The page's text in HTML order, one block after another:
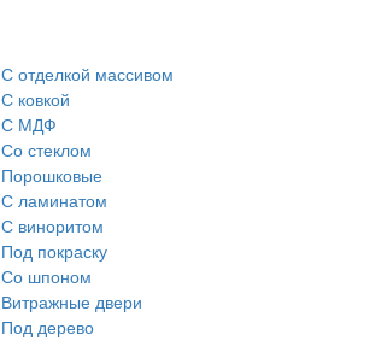
С отделкой массивом
С ковкой
С МДФ
Cо стеклом
Порошковые
С ламинатом
С виноритом
Под покраску
Со шпоном
Витражные двери
Под дерево